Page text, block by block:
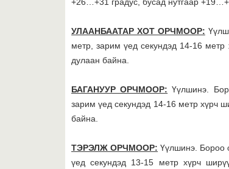
+26…+31 градус, бусад нутгаар
УЛААНБААТАР ХОТ ОРЧМООР:
метр, зарим үед секундэд 14-16
дулаан байна.
БАГАНУУР ОРЧМООР: Үүлшинэ.
зарим үед секундэд 14-16 метр хүрч
байна.
ТЭРЭЛЖ ОРЧМООР: Үүлшинэ. Бороо
үед секундэд 13-15 метр хүрч